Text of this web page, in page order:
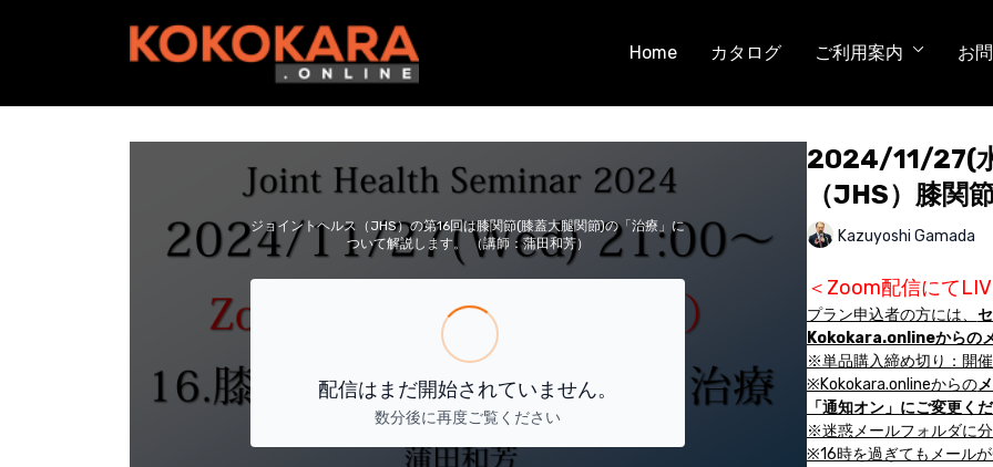
Home カタログ ご利用案内 お
ジョイントヘルス（JHS）の第16回は膝関節(膝蓋大腿関節)の「治療」に
ついて解説します。 （講師：蒲田和芳）
配信はまだ開始されていません。
数分後に再度ご覧ください
2024/11/27(
（JHS）膝関
Kazuyoshi Gamada
＜Zoom配信にて
プラン申込者の方には、
Kokokara.onlineからの
※単品購入締め切り：開
※Kokokara.onlineからの
「通知オン」にご変更くだ
※迷惑メールフォルダに
※16時を過ぎてもメール